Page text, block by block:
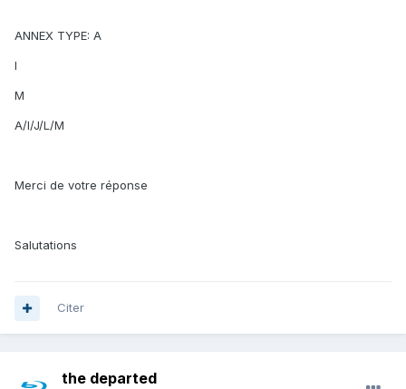
ANNEX TYPE: A
I
M
A/I/J/L/M
Merci de votre réponse
Salutations
Citer
the departed